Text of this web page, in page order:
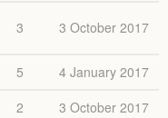
3 3 October 2017
5
4 January 2017
2
3 October 2017